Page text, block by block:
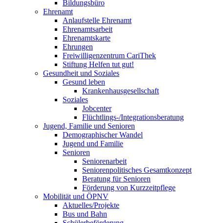
Bildungsbüro
Ehrenamt
Anlaufstelle Ehrenamt
Ehrenamtsarbeit
Ehrenamtskarte
Ehrungen
Freiwilligenzentrum CariThek
Stiftung Helfen tut gut!
Gesundheit und Soziales
Gesund leben
Krankenhausgesellschaft
Soziales
Jobcenter
Flüchtlings-/Integrationsberatung
Jugend, Familie und Senioren
Demographischer Wandel
Jugend und Familie
Senioren
Seniorenarbeit
Seniorenpolitisches Gesamtkonzept
Beratung für Senioren
Förderung von Kurzzeitpflege
Mobilität und ÖPNV
Aktuelles/Projekte
Bus und Bahn